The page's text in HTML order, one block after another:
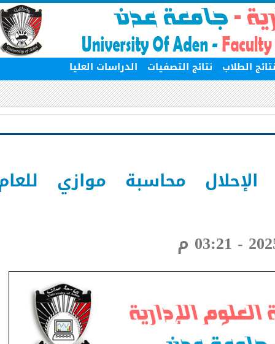
الطلاب نتائج التصفيات الدراسات العليا
محاسبة موازي للعام